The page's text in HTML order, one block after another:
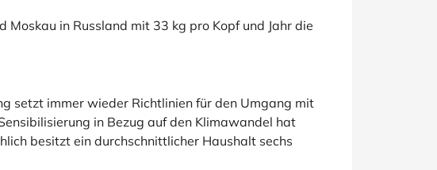
in Russland mit 33 kg pro Kopf und Jahr die
setzt immer wieder Richtlinien für den Umgang mit
in Bezug auf den Klimawandel hat
besitzt ein durchschnittlicher Haushalt sechs